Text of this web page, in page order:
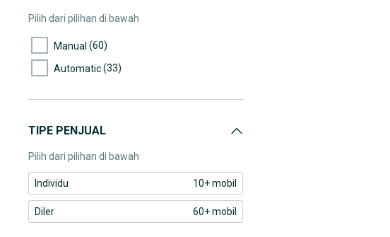
125.000-130.000(2)
135.000-140.000
175.000-180.000
Pilih dari pilihan di bawah
Manual (60)
Automatic(33)
TIPE PENJUAL
Pilih dari pilihan di bawah
Individu 10+ mobil
Diler 60+ mobil